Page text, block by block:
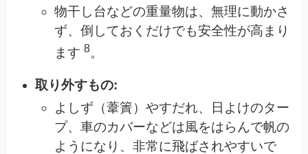
物干し台などの重量物は、無理に動かさ
ず、倒しておくだけでも安全性が高まり
ます 8。
取り外すもの:
よしず（葦簀）やすだれ、日よけのター
プ、車のカバーなどは風をはらんで帆の
ようになり、非常に飛ばされやすいで